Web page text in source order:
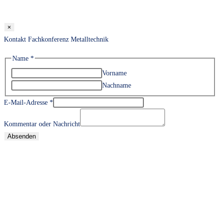
×
Kontakt Fachkonferenz Metalltechnik
Name *
Vorname
Nachname
E-Mail-Adresse *
Kommentar oder Nachricht
Absenden